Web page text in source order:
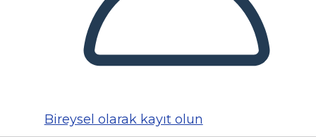
Bireysel olarak kayıt olun